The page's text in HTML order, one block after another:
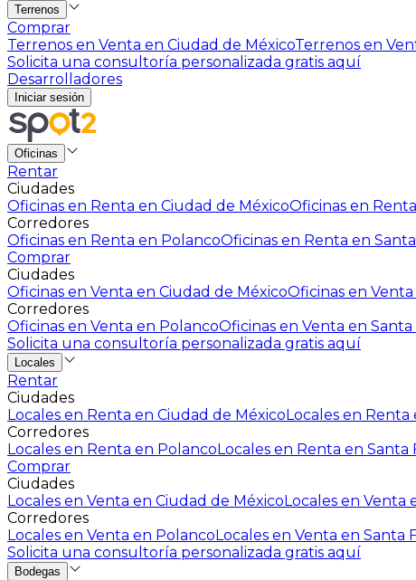
Terrenos
Comprar
Terrenos en Venta en Ciudad de MéxicoTerrenos en
Solicita una consultoría personalizada gratis aquí
Desarrolladores
Iniciar sesión
Oficinas
Rentar
Ciudades
Oficinas en Renta en Ciudad de MéxicoOficinas en
Corredores
Oficinas en Renta en PolancoOficinas en Renta en
Comprar
Ciudades
Oficinas en Venta en Ciudad de MéxicoOficinas en Venta
Corredores
Oficinas en Venta en PolancoOficinas en Venta en Santa
Solicita una consultoría personalizada gratis aquí
Locales
Rentar
Ciudades
Locales en Renta en Ciudad de MéxicoLocales en Renta
Corredores
Locales en Renta en PolancoLocales en Renta en Santa
Comprar
Ciudades
Locales en Venta en Ciudad de MéxicoLocales en Venta
Corredores
Locales en Venta en PolancoLocales en Venta en Santa
Solicita una consultoría personalizada gratis aquí
Bodegas